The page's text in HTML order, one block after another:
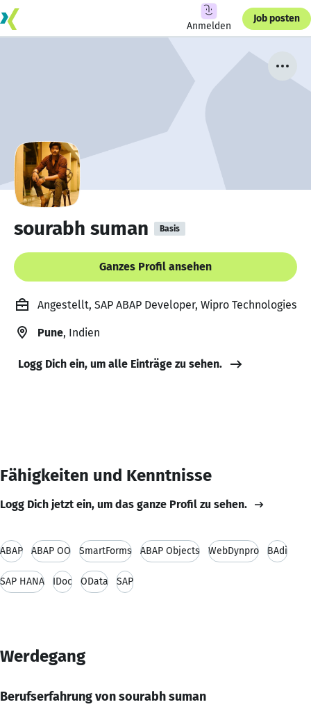
Anmelden
Job posten
sourabh suman Basis
Ganzes Profil ansehen
Angestellt, SAP ABAP Developer, Wipro Technologies
Pune, Indien
Logg Dich ein, um alle Einträge zu sehen.
Fähigkeiten und Kenntnisse
Logg Dich jetzt ein, um das ganze Profil zu sehen.
ABAP ABAP OO SmartForms ABAP Objects WebDynpro BAdi
SAP HANA IDoc OData SAP
Werdegang
Berufserfahrung von sourabh suman